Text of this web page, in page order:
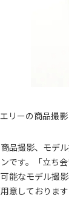
リーの商品撮
品撮影、モデ
です。「立ち
能なモデル撮
意しておりま